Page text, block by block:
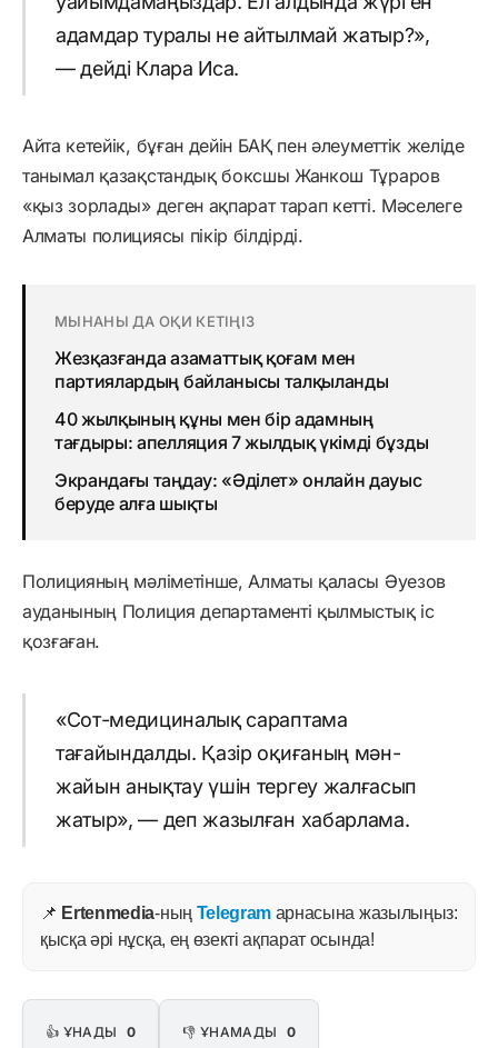
адамдар туралы не айтылмай жатыр?»,
— дейді Клара Иса.
Айта кетейік, бұған дейін БАҚ пен әлеуметтік желіде
танымал қазақстандық боксшы Жанкош Тұраров
«қыз зорлады» деген ақпарат тарап кетті. Мәселеге
Алматы полициясы пікір білдірді.
МЫНАНЫ ДА ОҚИ КЕТІҢІЗ
Жезқазғанда азаматтық қоғам мен
партиялардың байланысы талқыланды
40 жылқының құны мен бір адамның
тағдыры: апелляция 7 жылдық үкімді бұзды
Экрандағы таңдау: «Әділет» онлайн дауыс
беруде алға шықты
Полицияның мәліметінше, Алматы қаласы Әуезов
ауданының Полиция департаменті қылмыстық іс
қозғаған.
«Сот-медициналық сараптама
тағайындалды. Қазір оқиғаның мән-
жайын анықтау үшін тергеу жалғасып
жатыр», — деп жазылған хабарлама.
📌 Ertenmedia-ның Telegram арнасына жазылыңыз:
қысқа әрі нұсқа, ең өзекті ақпарат осында!
👍 ҰНАДЫ 0 👎 ҰНАМАДЫ 0